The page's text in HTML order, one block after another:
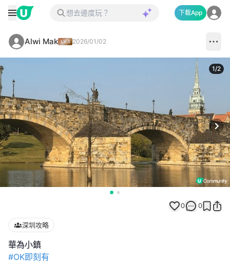
下載App
Alwi Mak 2026/01/02
1/2
0 0
深圳攻略
#OK即刻有